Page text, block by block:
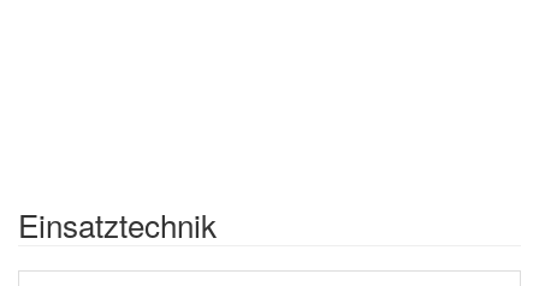
Einsatztechnik